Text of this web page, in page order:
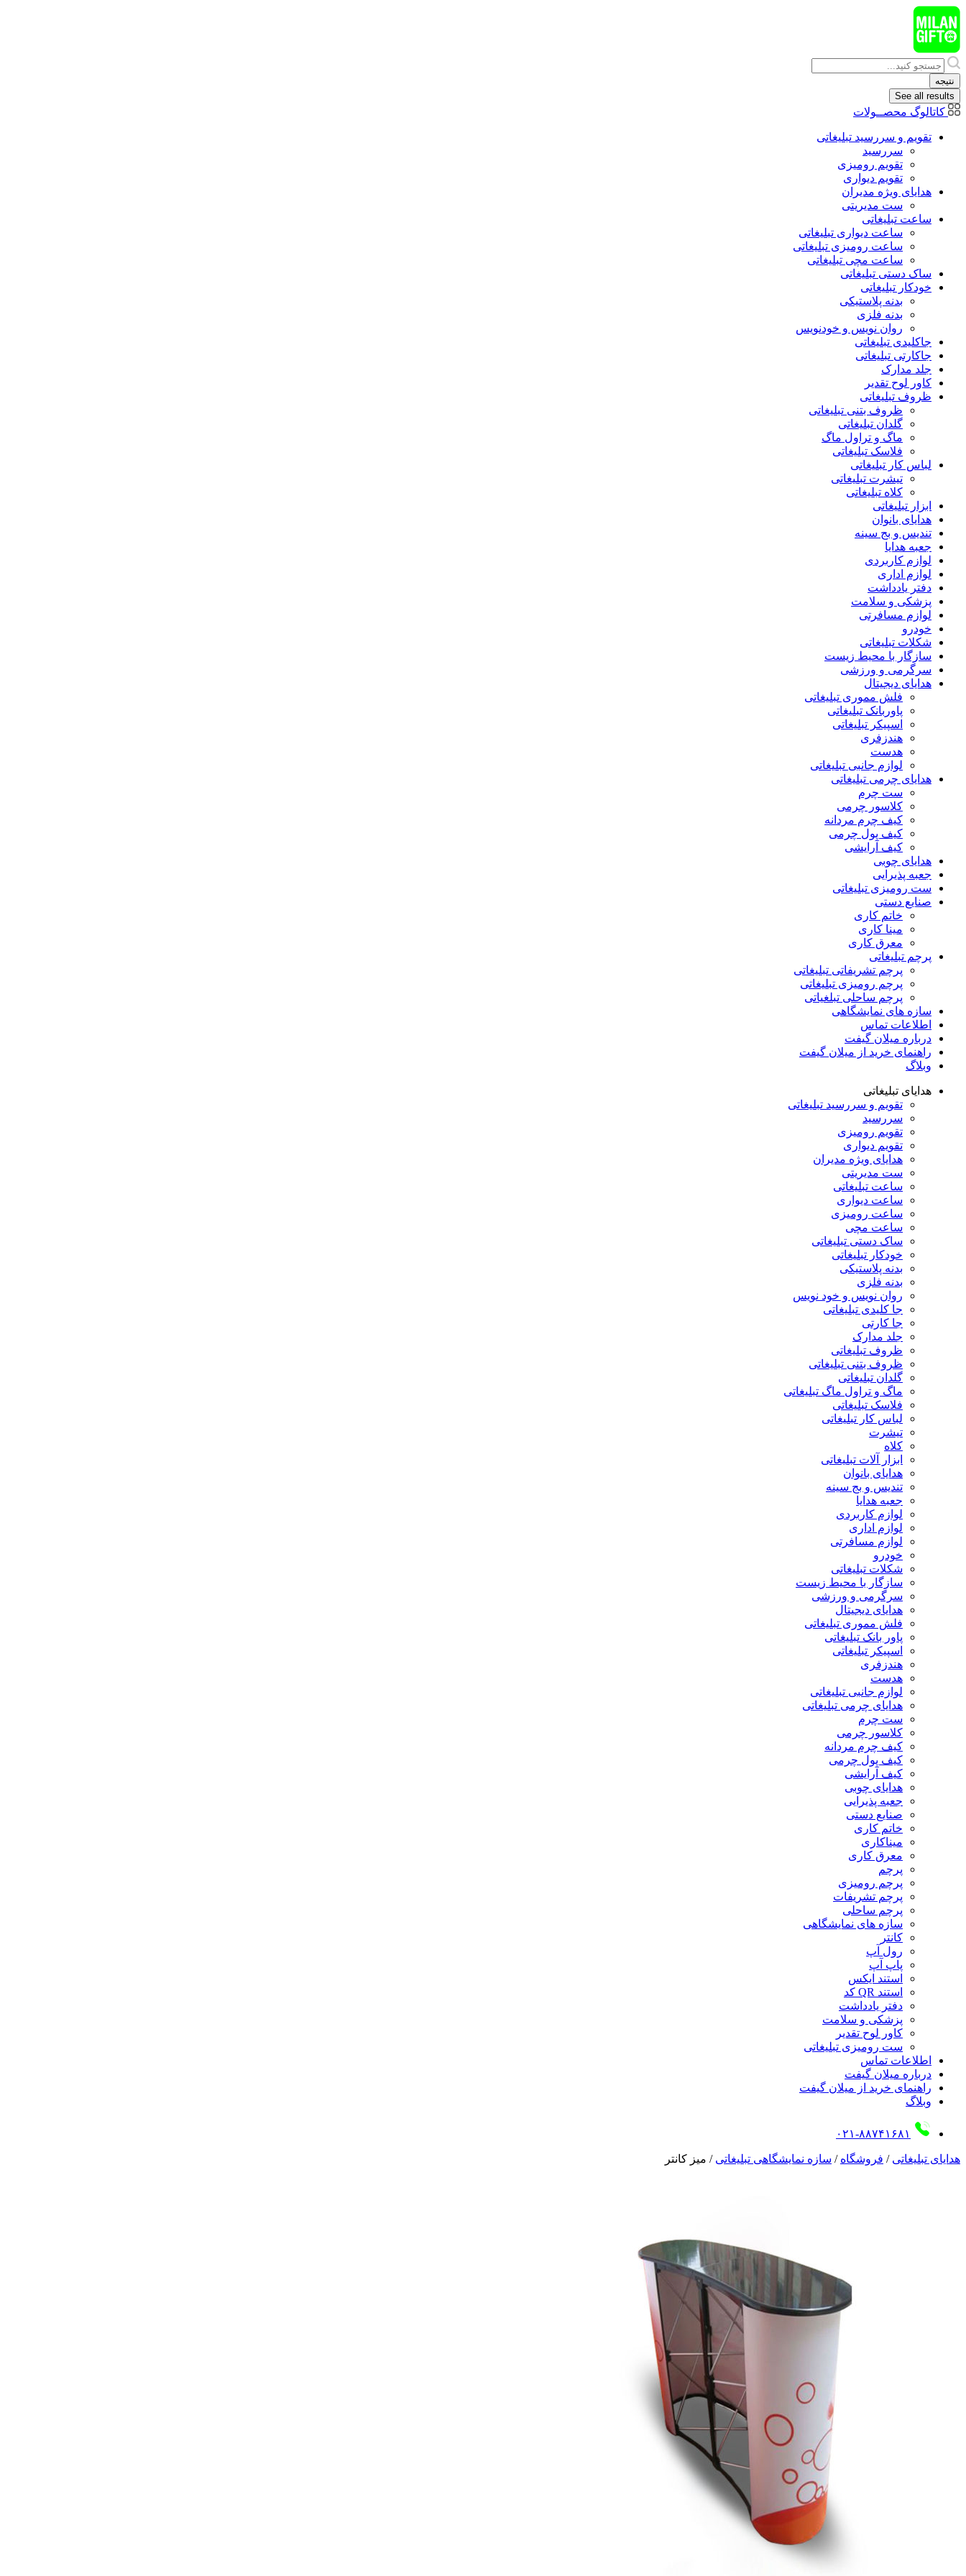
پرش
به
محتوا
Search
...
نتیجه
See all results
کاتالوگ محصــولات
تقویم و سررسید تبلیغاتی
سررسید
تقویم رومیزی
تقویم دیواری
هدایای ويژه مدیران
ست مدیریتی
ساعت تبلیغاتی
ساعت دیواری تبلیغاتی
ساعت رومیزی تبلیغاتی
ساعت مچی تبلیغاتی
ساک دستی تبلیغاتی
خودکار تبلیغاتی
بدنه پلاستیکی
بدنه فلزی
روان نویس و خودنویس
جاکلیدی تبلیغاتی
جاکارتی تبلیغاتی
جلد مدارک
کاور لوح تقدیر
ظروف تبلیغاتی
ظروف بتنی تبلیغاتی
گلدان تبلیغاتی
ماگ و تراول ماگ
فلاسک تبلیغاتی
لباس کار تبلیغاتی
تیشرت تبلیغاتی
کلاه تبلیغاتی
ابزار تبلیغاتی
هدایای بانوان
تندیس و بج سینه
جعبه هدایا
لوازم کاربردی
لوازم اداری
دفتر یادداشت
پزشکی و سلامت
لوازم مسافرتی
خودرو
شکلات تبلیغاتی
سازگار با محیط زیست
سرگرمی و ورزشی
هدایای دیجیتال
فلش مموری تبلیغاتی
پاوربانک تبلیغاتی
اسپیکر تبلیغاتی
هندزفری
هدست
لوازم جانبی تبلیغاتی
هدایای چرمی تبلیغاتی
ست چرم
کلاسور چرمی
کیف چرم مردانه
کیف پول چرمی
کیف آرایشی
هدایای چوبی
جعبه پذیرایی
ست رومیزی تبلیغاتی
صنایع دستی
خاتم کاری
مینا کاری
معرق کاری
پرچم تبلیغاتی
پرچم تشریفاتی تبلیغاتی
پرچم رومیزی تبلیغاتی
پرچم ساحلی تبلغیاتی
سازه های نمایشگاهی
اطلاعات تماس
درباره میلان گیفت
راهنمای خرید از میلان گیفت
وبلاگ
هدایای تبلیغاتی
تقویم و سررسید تبلیغاتی
سررسید
تقویم رومیزی
تقویم دیواری
هدایای ویژه مدیران
ست مدیریتی
ساعت تبلیغاتی
ساعت دیواری
ساعت رومیزی
ساعت مچی
ساک دستی تبلیغاتی
خودکار تبلیغاتی
بدنه پلاستیکی
بدنه فلزی
روان نویس و خود نویس
جا کلیدی تبلیغاتی
جا کارتی
جلد مدارک
ظروف تبلیغاتی
ظروف بتنی تبلیغاتی
گلدان تبلیغاتی
ماگ و تراول ماگ تبلیغاتی
فلاسک تبلیغاتی
لباس کار تبلیغاتی
تیشرت
کلاه
ابزار آلات تبلیغاتی
هدایای بانوان
تندیس و بج سینه
جعبه هدایا
لوازم کاربردی
لوازم اداری
لوازم مسافرتی
خودرو
شکلات تبلیغاتی
سازگار با محیط زیست
سرگرمی و ورزشی
هدایای دیجیتال
فلش مموری تبلیغاتی
پاور بانک تبلیغاتی
اسپیکر تبلیغاتی
هندزفری
هدست
لوازم جانبی تبلیغاتی
هدایای چرمی تبلیغاتی
ست چرم
کلاسور چرمی
کیف چرم مردانه
کیف پول چرمی
کیف آرایشی
هدایای چوبی
جعبه پذیرایی
صنایع دستی
خاتم کاری
میناکاری
معرق کاری
پرچم
پرچم رومیزی
پرچم تشریفات
پرچم ساحلی
سازه های نمایشگاهی
کانتر
رول آپ
پاپ آپ
استند ایکس
استند QR کد
دفتر یادداشت
پزشکی و سلامت
کاور لوح تقدیر
ست رومیزی تبلیغاتی
اطلاعات تماس
درباره میلان گیفت
راهنمای خرید از میلان گیفت
وبلاگ
۰۲۱-۸۸۷۴۱۶۸۱
هدایای تبلیغاتی / فروشگاه / سازه نمایشگاهی تبلیغاتی / میز کانتر